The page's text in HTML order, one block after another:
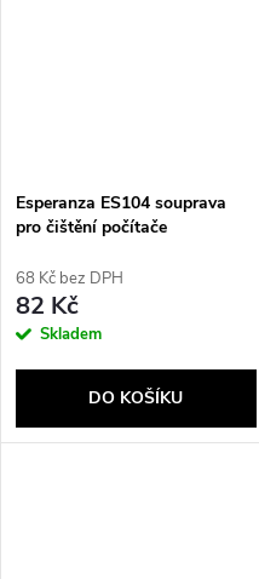
Esperanza ES104 souprava
pro čištění počítače
zařízení 400 ml
68 Kč bez DPH
82 Kč
Skladem
DO KOŠÍKU